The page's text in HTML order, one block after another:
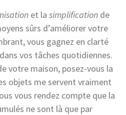
et la simplification de
sûrs d’améliorer votre
vous gagnez en clarté
vos tâches quotidiennes.
votre maison, posez-vous la
objets me servent vraiment
vous rendez compte que la
ne sont là que par